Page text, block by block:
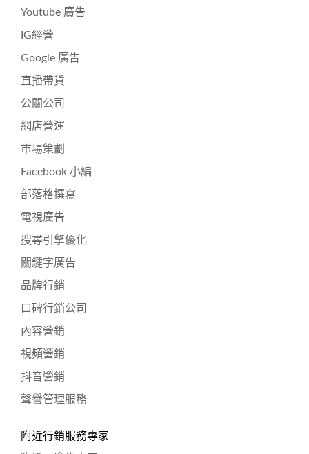
Youtube 廣告
IG經營
Google 廣告
直播帶貨
公關公司
網店營運
市場策劃
Facebook 小編
部落格撰寫
電視廣告
搜尋引擎優化
關鍵字廣告
品牌行銷
口碑行銷公司
內容營銷
視頻營銷
抖音營銷
聲譽管理服務
附近行銷服務專家